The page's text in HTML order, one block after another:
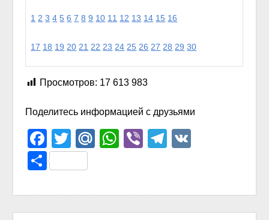
1 2 3 4 5 6 7 8 9 10 11 12 13 14 15 16
17 18 19 20 21 22 23 24 25 26 27 28 29 30
Просмотров: 17 613 983
Поделитесь информацией с друзьями
Facebook
TwitterMail.Ru
WhatsApp
ViberTelegram
Отправить